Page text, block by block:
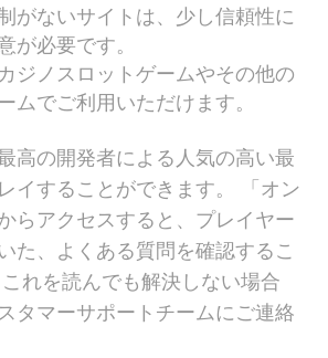
がないサイトは、少し信頼性に
が必要です。
ジノスロットゲームやその他の
ムでご利用いただけます。
高の開発者による人気の高い最
イすることができます。 「オン
らアクセスすると、プレイヤー
た、よくある質問を確認するこ
れを読んでも解決しない場合
タマーサポートチームにご連絡